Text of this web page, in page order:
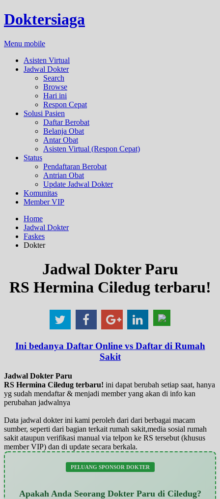
Doktersiaga
Menu mobile
Asisten Virtual
Jadwal Dokter
Search
Browse
Hari ini
Respon Cepat
Solusi Pasien
Daftar Berobat
Belanja Obat
Antar Obat
Asisten Virtual (Respon Cepat)
Status
Pendaftaran Berobat
Antrian Obat
Update Jadwal Dokter
Komunitas
Member VIP
Home
Jadwal Dokter
Faskes
Dokter
Jadwal Dokter Paru
RS Hermina Ciledug terbaru!
Ini bedanya Daftar Online vs Daftar di Rumah
Sakit
Jadwal Dokter Paru
RS Hermina Ciledug terbaru! ini dapat berubah setiap saat, hanya
yg sudah mendaftar & menjadi member yang akan di info kan
perubahan jadwalnya
Data jadwal dokter ini kami peroleh dari dari berbagai macam
sumber, seperti dari bagian terkait rumah sakit,media sosial rumah
sakit ataupun verifikasi manual via telpon ke RS tersebut (khusus
member VIP) dan di update secara berkala.
PELUANG SPONSOR DOKTER
Apakah Anda Seorang Dokter Paru di Ciledug?